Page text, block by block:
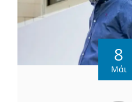
8
Μάι